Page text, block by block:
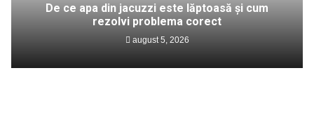
De ce apa din jacuzzi este lăptoasă și cum
rezolvi problema corect
august 5, 2026